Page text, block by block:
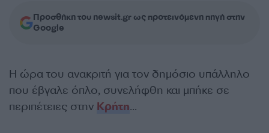
Προσθήκη του newsit.gr ως προτεινόμενη πηγή στην
Google
Η ώρα του ανακριτή για τον δημόσιο υπάλληλο
που έβγαλε όπλο, συνελήφθη και μπήκε σε
περιπέτειες στην Κρήτη…